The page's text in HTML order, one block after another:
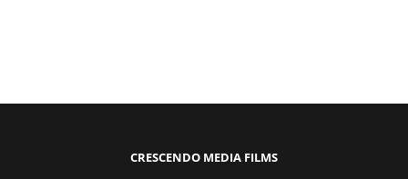
CRESCENDO MEDIA FILMS